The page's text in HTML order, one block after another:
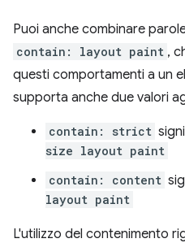
Puoi anche combinare
contain: layout paint ,
questi comportamenti a un
supporta anche due valori
contain: strict
size layout paint
contain: content
layout paint
L'utilizzo del contenimento